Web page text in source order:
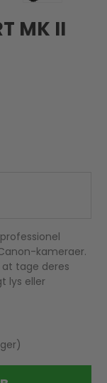
MK II
kameraer.
tage deres
lys eller